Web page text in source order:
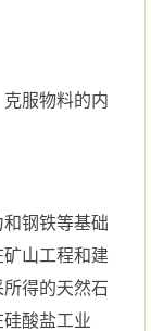
服物料的内
钢铁等基础
山工程和建
得的天然石
酸盐工业